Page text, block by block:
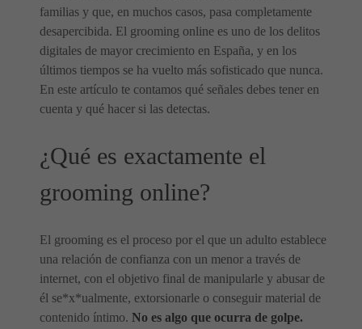
familias y que, en muchos casos, pasa completamente
desapercibida. El grooming online es uno de los delitos
digitales de mayor crecimiento en España, y en los
últimos tiempos se ha vuelto más sofisticado que nunca.
En este artículo te contamos qué señales debes tener en
cuenta y qué hacer si las detectas.
¿Qué es exactamente el
grooming online?
El grooming es el proceso por el que un adulto establece
una relación de confianza con un menor a través de
internet, con el objetivo final de manipularle y abusar de
él se*x*ualmente, extorsionarle o conseguir material de
contenido íntimo. No es algo que ocurra de golpe.